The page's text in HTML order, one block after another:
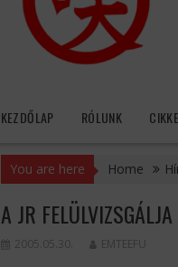
KEZDŐLAP RÓLUNK
You are here Home
A JR
2005.05.30. EMTEEFU